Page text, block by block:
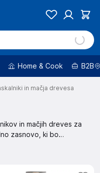
Home & Cook B2B
in mačja drevesa
in mačjih dreves za
zasnovo, ki bo